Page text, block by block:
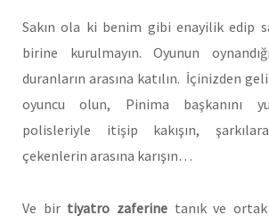
Sakın ola ki benim gibi enayilik edip
birine kurulmayın. Oyunun
duranların arasına katılın. İçinizden
oyuncu olun, Pinima başkanını
polisleriyle itişip kakışın,
çekenlerin arasına karışın…
Ve bir tiyatro zaferinetanık ve ortak